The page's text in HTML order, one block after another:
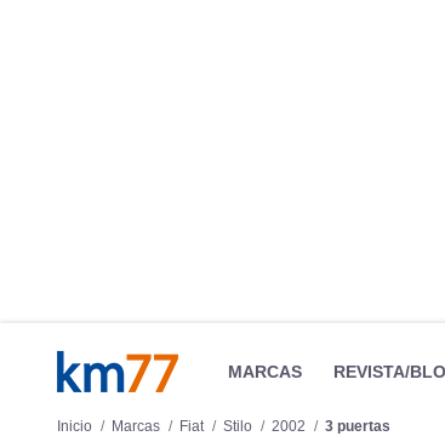
MARCAS REVISTA/
Inicio Marcas Fiat Stilo 2002 3 puertas